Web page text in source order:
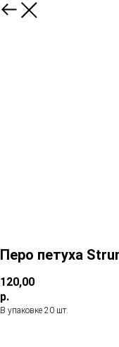
Перо петуха
120,00
р.
В упаковке 20 шт.